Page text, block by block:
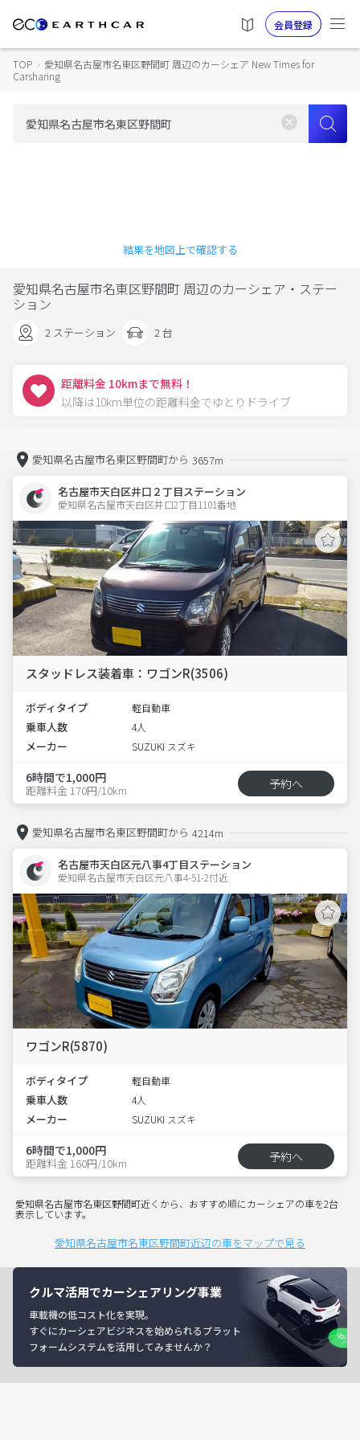
会員登録
TOP › 愛知県名古屋市名東区野間町 周辺のカーシェア New Times for
Carsharing
結果を地図上で確認する
愛知県名古屋市名東区野間町 周辺のカーシェア・ステー
ション
2 ステーション 2 台
距離料金 10kmまで無料！
以降は10km単位の距離料金でゆとりドライブ
愛知県名古屋市名東区野間町から 3657m
名古屋市天白区井口２丁目ステーション
愛知県名古屋市天白区井口2丁目1101番地
スタッドレス装着車：ワゴンR(3506)
ボディタイプ 軽自動車
乗車人数 4人
メーカー SUZUKI スズキ
6時間で1,000円
距離料金 170円/10km 予約へ
愛知県名古屋市名東区野間町から 4214m
名古屋市天白区元八事4丁目ステーション
愛知県名古屋市天白区元八事4-51-2付近
ワゴンR(5870)
ボディタイプ 軽自動車
乗車人数 4人
メーカー SUZUKI スズキ
6時間で1,000円
距離料金 160円/10km 予約へ
愛知県名古屋市名東区野間町近くから、おすすめ順にカーシェアの車を2台
表示しています。
愛知県名古屋市名東区野間町近辺の車をマップで見る
クルマ活用でカーシェアリング事業
車載機の低コスト化を実現。
すぐにカーシェアビジネスを始められるプラット
フォームシステムを活用してみませんか？